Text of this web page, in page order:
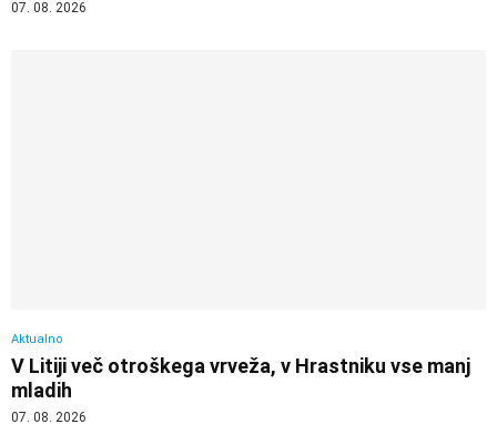
07. 08. 2026
Aktualno
V Litiji več otroškega vrveža, v Hrastniku vse manj
mladih
07. 08. 2026